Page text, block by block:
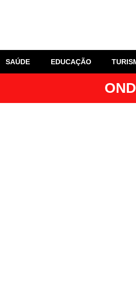
SAÚDE EDUCAÇÃO